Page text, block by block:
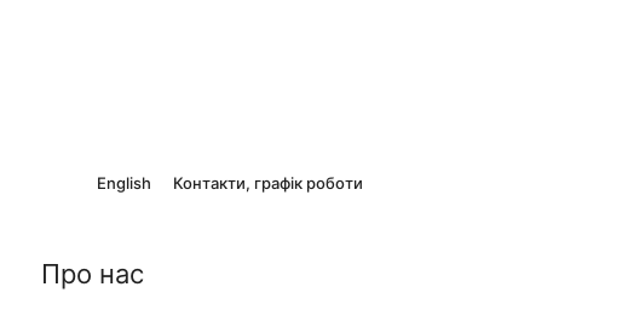
English Контакти, графік роботи
Про нас